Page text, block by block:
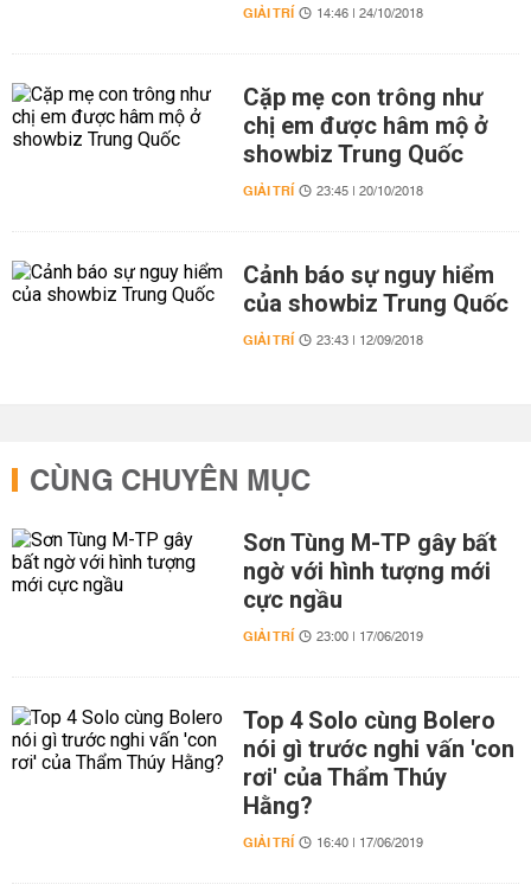
GIẢI TRÍ 14:46 | 24/10/2018
Cặp mẹ con trông như
chị em được hâm mộ ở
showbiz Trung Quốc
GIẢI TRÍ 23:45 | 20/10/2018
Cảnh báo sự nguy hiểm
của showbiz Trung Quốc
GIẢI TRÍ 23:43 | 12/09/2018
CÙNG CHUYÊN MỤC
Sơn Tùng M-TP gây bất
ngờ với hình tượng mới
cực ngầu
GIẢI TRÍ 23:00 | 17/06/2019
Top 4 Solo cùng Bolero
nói gì trước nghi vấn 'con
rơi' của Thẩm Thúy
Hằng?
GIẢI TRÍ 16:40 | 17/06/2019